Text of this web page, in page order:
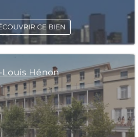
CE BIEN
Louis Hénon